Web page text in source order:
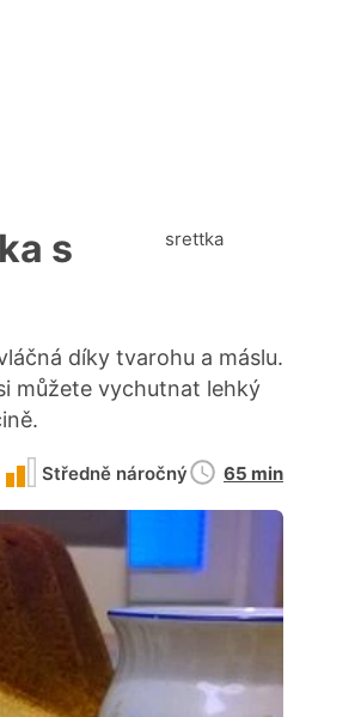
s
díky tvarohu a máslu.
můžete vychutnat lehký
srettka
Středně náročný
Doba
65 min